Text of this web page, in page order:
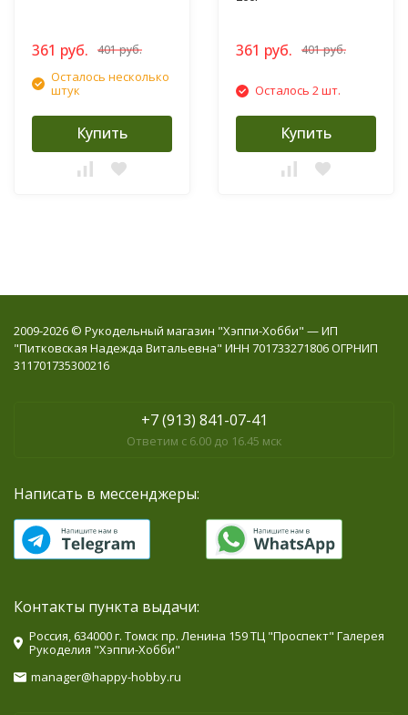
361 руб. 401 руб.
Осталось несколько
штук
Купить
361 руб. 401 руб.
Осталось 2 шт.
Купить
2009-2026 © Рукодельный магазин "Хэппи-Хобби" — ИП
"Питковская Надежда Витальевна" ИНН 701733271806 ОГРНИП
311701735300216
+7 (913) 841-07-41
Ответим с 6.00 до 16.45 мск
Написать в мессенджеры:
Контакты пункта выдачи:
Россия, 634000 г. Томск пр. Ленина 159 ТЦ "Проспект" Галерея
Рукоделия "Хэппи-Хобби"
manager@happy-hobby.ru